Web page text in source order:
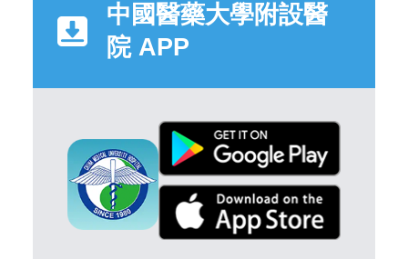
中國醫藥大學附設醫
院 APP